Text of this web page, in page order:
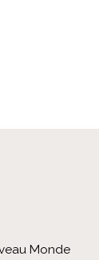
Monde